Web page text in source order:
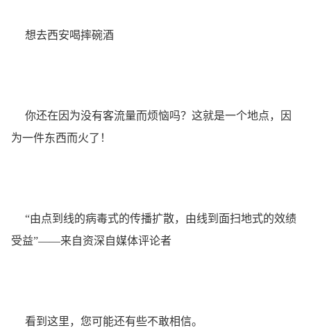
想去西安喝摔碗酒
你还在因为没有客流量而烦恼吗？ 这就是一个地点，因
为一件东西而火了！
“由点到线的病毒式的传播扩散，由线到面扫地式的效绩
受益”——来自资深自媒体评论者
看到这里，您可能还有些不敢相信。